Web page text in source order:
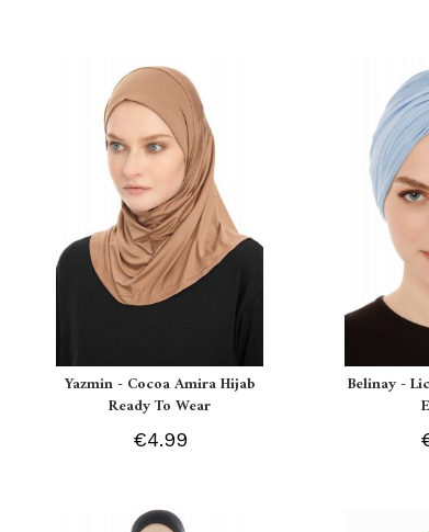
Yazmin - Cocoa Amira Hijab
Ready To Wear
€4.99
Belinay -